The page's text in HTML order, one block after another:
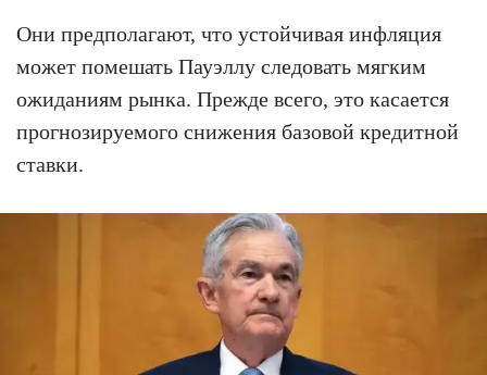
Они предполагают, что устойчивая инфляция
может помешать Пауэллу следовать мягким
ожиданиям рынка. Прежде всего, это касается
прогнозируемого снижения базовой кредитной
ставки.